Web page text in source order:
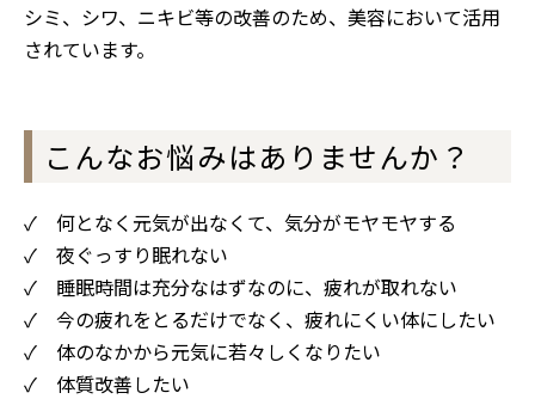
シミ、シワ、ニキビ等の改善のため、美容において活用
されています。
こんなお悩みはありませんか？
✓ 何となく元気が出なくて、気分がモヤモヤする
✓ 夜ぐっすり眠れない
✓ 睡眠時間は充分なはずなのに、疲れが取れない
✓ 今の疲れをとるだけでなく、疲れにくい体にしたい
✓ 体のなかから元気に若々しくなりたい
✓ 体質改善したい